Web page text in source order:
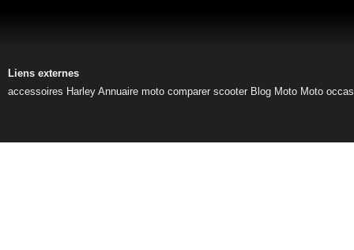
Liens externes
accessoires Harley Annuaire moto comparer scooter Blog Moto Moto